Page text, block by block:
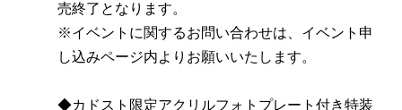
売終了となります。
※イベントに関するお問い合わせは、イベント申
し込みページ内よりお願いいたします。
◆カドスト限定アクリルフォトプレート付き特装